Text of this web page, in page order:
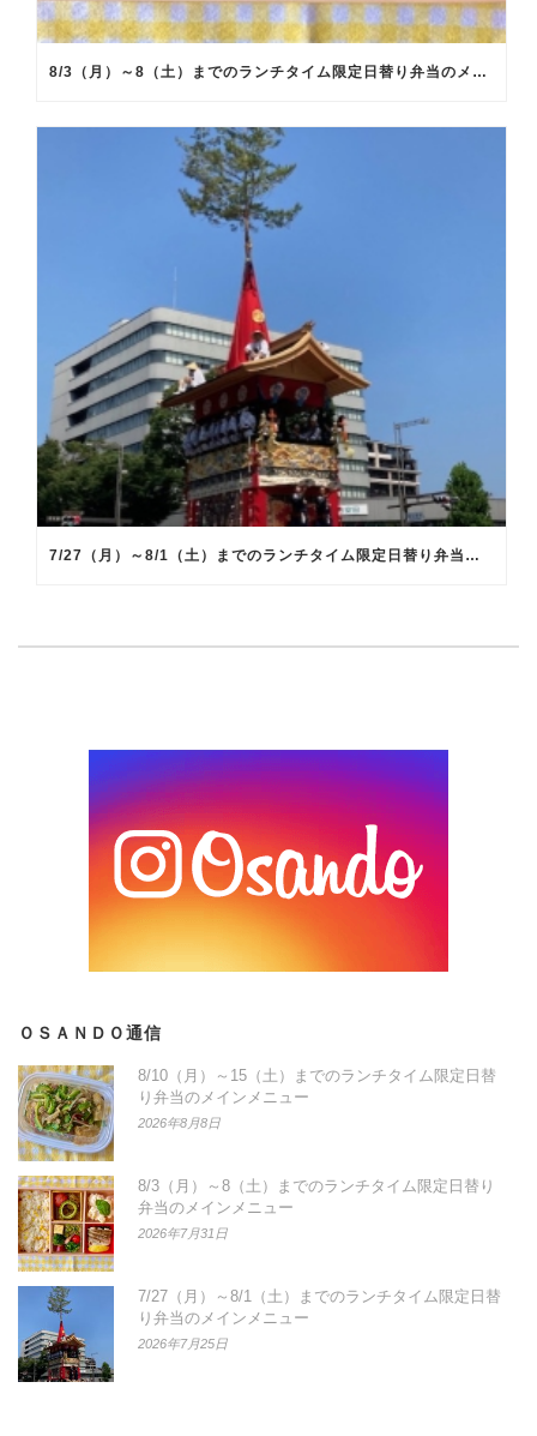
8/3（月）～8（土）までのランチタイム限定日替り弁当のメインメニュー
7/27（月）～8/1（土）までのランチタイム限定日替り弁当のメインメニュー
ＯＳＡＮＤＯ通信
8/10（月）～15（土）までのランチタイム限定日替
り弁当のメインメニュー
2026年8月8日
8/3（月）～8（土）までのランチタイム限定日替り
弁当のメインメニュー
2026年7月31日
7/27（月）～8/1（土）までのランチタイム限定日替
り弁当のメインメニュー
2026年7月25日